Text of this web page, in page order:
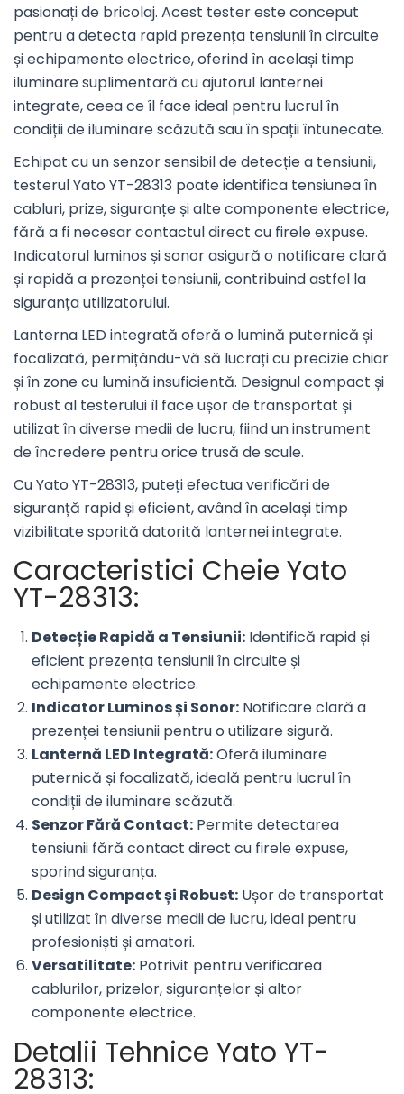
pasionați de bricolaj. Acest tester este conceput
pentru a detecta rapid prezența tensiunii în circuite
și echipamente electrice, oferind în același timp
iluminare suplimentară cu ajutorul lanternei
integrate, ceea ce îl face ideal pentru lucrul în
condiții de iluminare scăzută sau în spații întunecate.
Echipat cu un senzor sensibil de detecție a tensiunii,
testerul Yato YT-28313 poate identifica tensiunea în
cabluri, prize, siguranțe și alte componente electrice,
fără a fi necesar contactul direct cu firele expuse.
Indicatorul luminos și sonor asigură o notificare clară
și rapidă a prezenței tensiunii, contribuind astfel la
siguranța utilizatorului.
Lanterna LED integrată oferă o lumină puternică și
focalizată, permițându-vă să lucrați cu precizie chiar
și în zone cu lumină insuficientă. Designul compact și
robust al testerului îl face ușor de transportat și
utilizat în diverse medii de lucru, fiind un instrument
de încredere pentru orice trusă de scule.
Cu Yato YT-28313, puteți efectua verificări de
siguranță rapid și eficient, având în același timp
vizibilitate sporită datorită lanternei integrate.
Caracteristici Cheie Yato
YT-28313:
Detecție Rapidă a Tensiunii: Identifică rapid și
eficient prezența tensiunii în circuite și
echipamente electrice.
Indicator Luminos și Sonor: Notificare clară a
prezenței tensiunii pentru o utilizare sigură.
Lanternă LED Integrată:Oferă iluminare
puternică și focalizată, ideală pentru lucrul în
condiții de iluminare scăzută.
Senzor Fără Contact: Permite detectarea
tensiunii fără contact direct cu firele expuse,
sporind siguranța.
Design Compact și Robust: Ușor de transportat
și utilizat în diverse medii de lucru, ideal pentru
profesioniști și amatori.
Versatilitate: Potrivit pentru verificarea
cablurilor, prizelor, siguranțelor și altor
componente electrice.
Detalii Tehnice Yato YT-
28313: